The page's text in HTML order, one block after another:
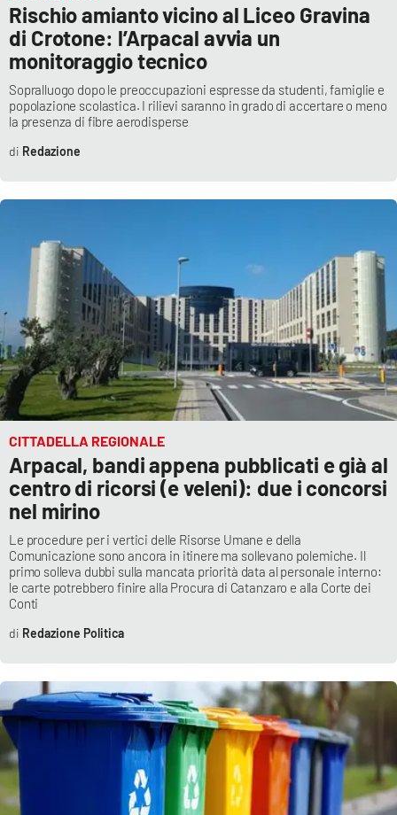
Rischio amianto vicino al Liceo Gravina
di Crotone: l’Arpacal avvia un
monitoraggio tecnico
Sopralluogo dopo le preoccupazioni espresse da studenti, famiglie e
popolazione scolastica. I rilievi saranno in grado di accertare o meno
la presenza di fibre aerodisperse
Redazione
CITTADELLA REGIONALE
Arpacal, bandi appena pubblicati e già al
centro di ricorsi (e veleni): due i concorsi
nel mirino
Le procedure per i vertici delle Risorse Umane e della
Comunicazione sono ancora in itinere ma sollevano polemiche. Il
primo solleva dubbi sulla mancata priorità data al personale interno:
le carte potrebbero finire alla Procura di Catanzaro e alla Corte dei
Conti
Redazione Politica